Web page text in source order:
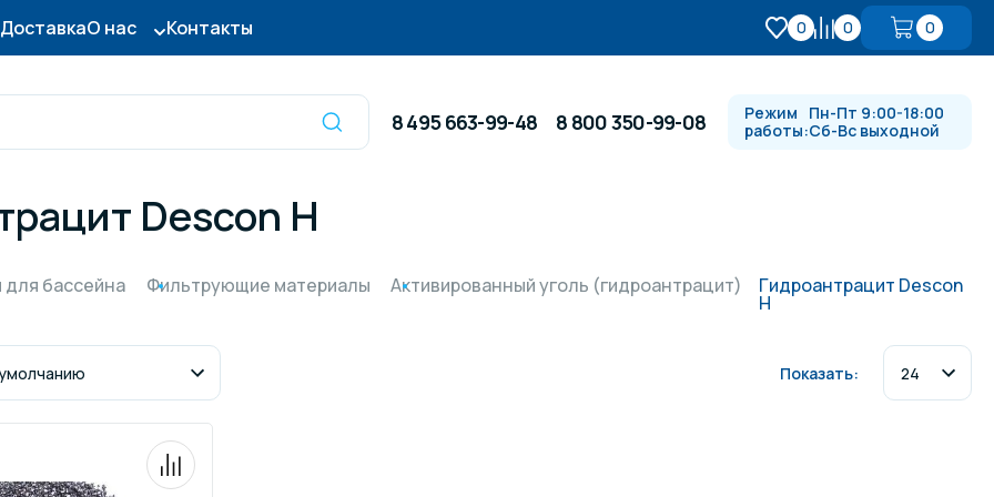
ДоставкаО нас Контакты 0 0 0
для бассейна
Автоматика и
для бассейна
Водопады, водяные пушки и
8 495 663-99-48 8 800 350-99-08
Режим
работы:
Пн-Пт 9:00-18:00
Сб-Вс выходной
Descon H
бассейна Фильтрующие материалы Активированный уголь (гидроантрацит) Гидроантрацит Descon
H
Показать: